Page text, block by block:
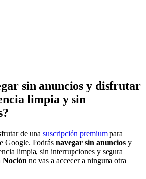
sin anuncios y disfrutar
limpia y sin
de una suscripción premium para
Google. Podrás navegar sin anuncios y
limpia, sin interrupciones y segura
Noción no vas a acceder a ninguna otra